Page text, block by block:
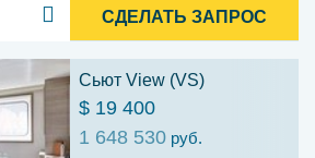
СДЕЛАТЬ ЗАПРОС
Сьют View (VS)
$ 19 400
1 648 530 руб.